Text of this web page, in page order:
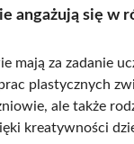
angażują się w
mają za zadanie
plastycznych
ale także
kreatywności